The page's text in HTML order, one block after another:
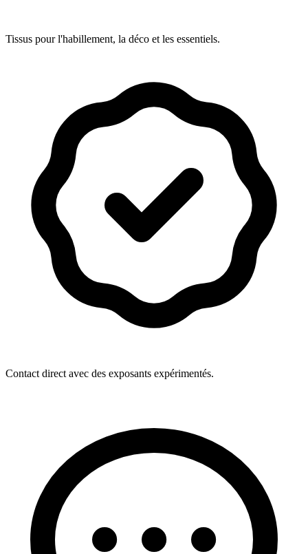
Tissus pour l'habillement, la déco et les essentiels.
Contact direct avec des exposants expérimentés.